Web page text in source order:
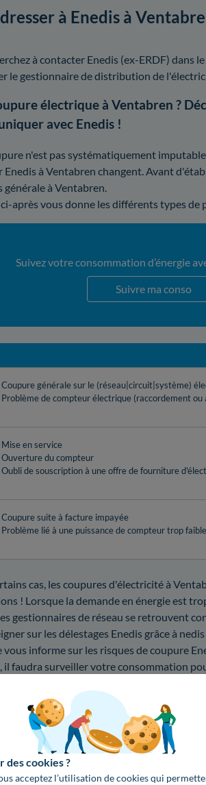
des cookies ?
acceptez l’utilisation de cookies qui
à Enedis à
à contacter Enedis (ex-ERDF) dans
le gestionnaire de distribution de
électrique à Ventabren ?
avec Enedis !
n'est pas systématiquement
Enedis à Ventabren changent. Avant
générale à Ventabren.
après vous donne les différents types de
Suivez votre consommation d’énergie
Suivre ma conso
Coupure générale sur le (réseau|circuit|système)
Problème de compteur électrique (raccordement ou
Mise en service
Ouverture du compteur
Oubli de souscription à une offre de fourniture
Coupure suite à facture impayée
Problème lié à une puissance de compteur trop faible
cas, les coupures d'électricité à
! Lorsque la demande en énergie est
gestionnaires de réseau se retrouvent
sur les délestages Enedis grâce à
vous informe sur les risques de coupure
il faudra surveiller votre consommation
le coût d'une intervention au sein
vous renseigner dans un premier
à savoir dans les Bouches-du-Rhône